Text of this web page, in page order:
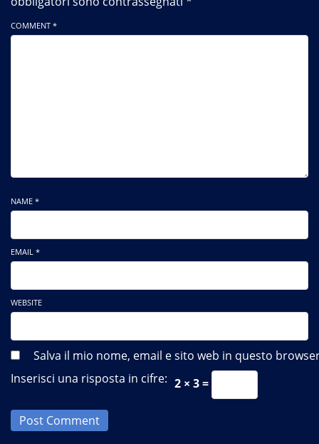
COMMENT *
NAME *
EMAIL *
WEBSITE
Salva il mio nome, email e sito web in questo
Inserisci una risposta in cifre: 2 × 3 =
Post Comment